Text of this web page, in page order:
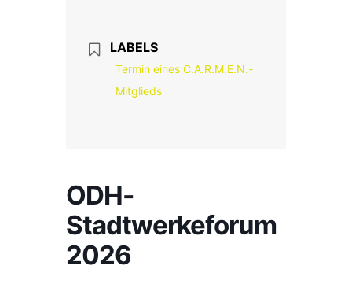
LABELS
Termin eines C.A.R.M.E.N.-
Mitglieds
ODH-
Stadtwerkeforum
2026